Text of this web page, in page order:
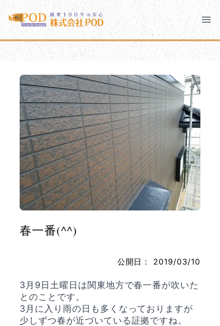
メインコンテンツにスキップ
株式会社ペイント・オン・デマンド
千葉の外壁塗装・屋根塗装なら創業100年の安心 ペイン
株式会社ペイント・オン・デマンド
モバイルメニュー
PODのまちづくり 安心の取り組み
ご相談と流れ よくあるご質問
PODについて
お問い合わせ
春一番(^^)
公開日： 2019/03/10
3月9日土曜日は関東地方で春一番が吹いた
とのことです。
3月に入り雨の日も多くなっておりますが
少しずつ春が近づいている証拠ですね。